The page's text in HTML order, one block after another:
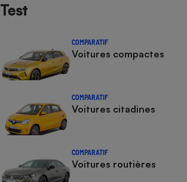
Test
COMPARATIF
Voitures compactes
COMPARATIF
Voitures citadines
COMPARATIF
Voitures routières